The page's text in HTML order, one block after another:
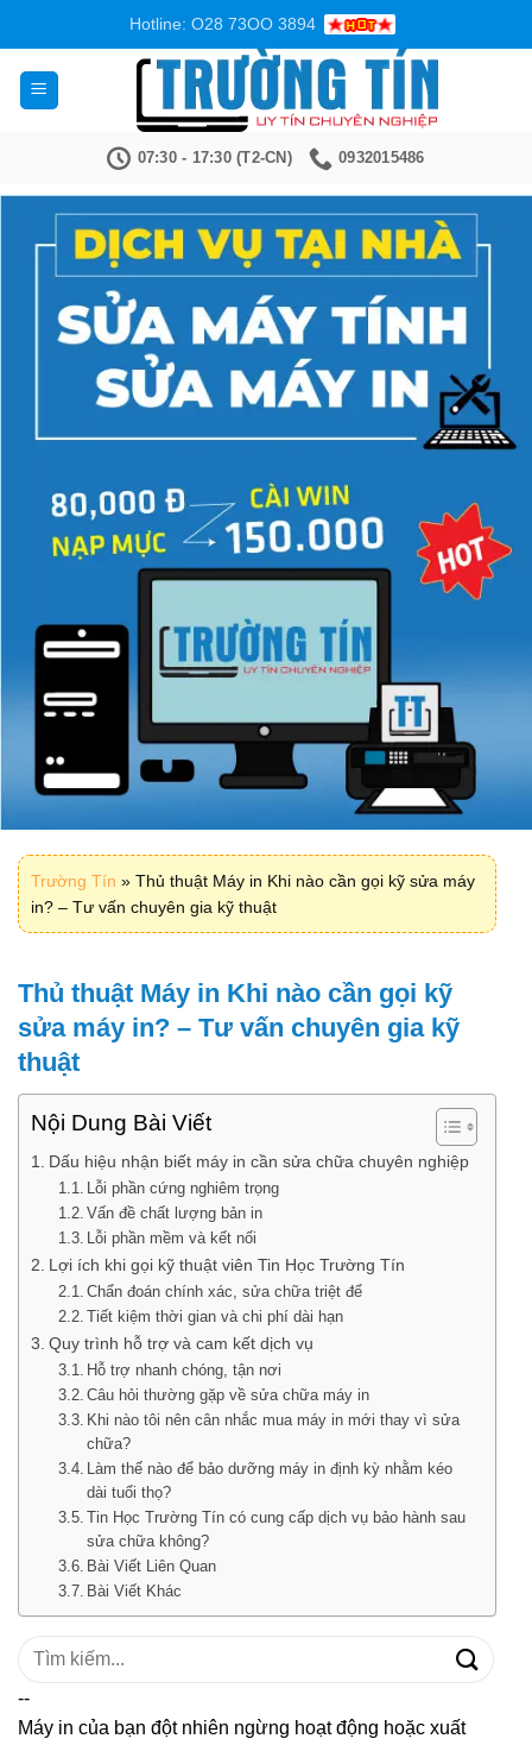
nội
dung
Hotline: O28 73OO 3894
07:30 - 17:30 (T2-CN) 0932015486
Trường Tín » Thủ thuật Máy in Khi nào cần gọi kỹ sửa máy
in? – Tư vấn chuyên gia kỹ thuật
Thủ thuật Máy in Khi nào cần gọi kỹ
sửa máy in? – Tư vấn chuyên gia kỹ
thuật
Nội Dung Bài Viết
Dấu hiệu nhận biết máy in cần sửa chữa chuyên nghiệp
Lỗi phần cứng nghiêm trọng
Vấn đề chất lượng bản in
Lỗi phần mềm và kết nối
Lợi ích khi gọi kỹ thuật viên Tin Học Trường Tín
Chẩn đoán chính xác, sửa chữa triệt để
Tiết kiệm thời gian và chi phí dài hạn
Quy trình hỗ trợ và cam kết dịch vụ
Hỗ trợ nhanh chóng, tận nơi
Câu hỏi thường gặp về sửa chữa máy in
Khi nào tôi nên cân nhắc mua máy in mới thay vì sửa
chữa?
Làm thế nào để bảo dưỡng máy in định kỳ nhằm kéo
dài tuổi thọ?
Tin Học Trường Tín có cung cấp dịch vụ bảo hành sau
sửa chữa không?
Bài Viết Liên Quan
Bài Viết Khác
Tìm
--
Máy in của bạn đột nhiên ngừng hoạt động hoặc xuất